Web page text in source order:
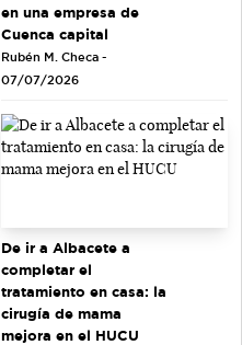
en una empresa de
Cuenca capital
Rubén M. Checa -
07/07/2026
De ir a Albacete a
completar el
tratamiento en casa: la
cirugía de mama
mejora en el HUCU